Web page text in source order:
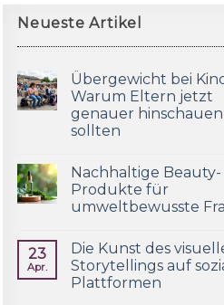
Neueste Artikel
Übergewicht bei
Warum Eltern jetzt
genauer hinschauen
sollten
Nachhaltige Beauty-
Produkte für
umweltbewusste
23
Apr.
Die Kunst des
Storytellings auf
Plattformen